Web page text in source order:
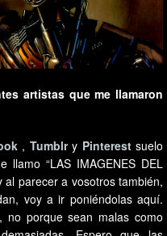
artistas que me llamaron
, Tumblry Pinterestsuelo
“LAS IMAGENES DEL
al parecer a vosotros también,
voy a ir poniéndolas aquí.
porque sean malas como